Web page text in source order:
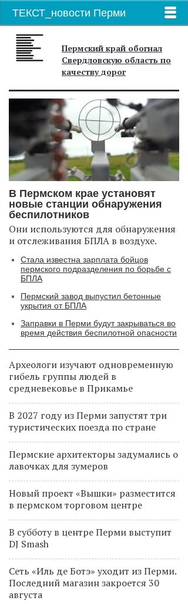
ТЕКСТ_новости Перми
Пермский край обогнал
Свердловскую область по
качеству дорог
В Пермском крае установят
новые станции обнаружения
беспилотников
Они используются для обнаружения
и отслеживания БПЛА в воздухе.
Стала известна зарплата бойцов
пермского подразделения по борьбе с
БПЛА
Пермский завод выпустил бетонные
укрытия от БПЛА
Заправки в Перми будут закрываться во
время действия беспилотной опасности
Археологи изучают одновременную
гибель группы людей в
средневековье в Прикамье
В 2027 году из Перми запустят три
туристических поезда по стране
Пермские архитекторы задумались о
лавочках для зумеров
Новый проект «Вышки» разместится
в пермском торговом центре
В субботу в центре Перми выступит
DJ Smash
Сеть «Иль де Ботэ» уходит из Перми.
Последний магазин закроется 30
августа